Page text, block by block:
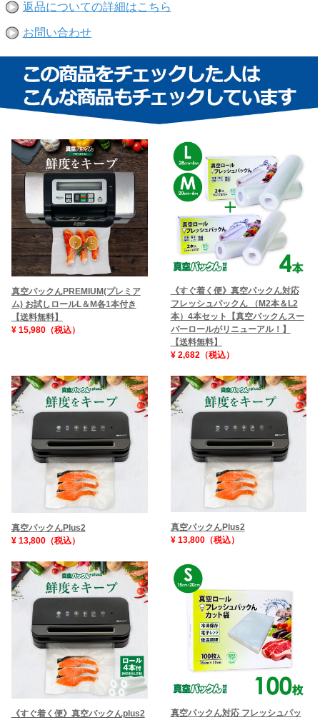
返品についての詳細はこちら
お問い合わせ
真空パックんPREMIUM(プレミア
ム) お試しロールL＆M各1本付き
【送料無料】
¥ 15,980（税込）
《すぐ着く便》真空パックん対応
フレッシュパックん （M2本＆L2
本）4本セット【真空パックんスー
パーロールがリニューアル！】
【送料無料】
¥ 2,682（税込）
真空パックんPlus2
¥ 13,800（税込）
真空パックんPlus2
¥ 13,800（税込）
《すぐ着く便》真空パックんplus2
真空パックん対応 フレッシュパッ